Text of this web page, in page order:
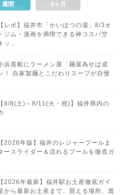
週間 3ヶ月
レポ】福井市「かいほつの湯」8/3オ
ジム・漫画を満喫できる神コスパ空
ッ...
浜貴船にラーメン屋「麺屋為せば成
！ 自家製麺とこだわりスープが自慢
8/8(土)～8/11(火・祝)】福井県内の
2026年版】福井のレジャープールま
ースライダー＆流れるプールを徹底ガ
2026年最新】福井駅お土産徹底ガイ
から最新お土産まで、買える場所、賞